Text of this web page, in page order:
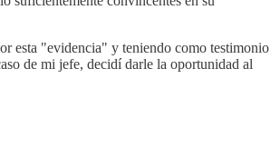
esta "evidencia" y teniendo como testimonio
de mi jefe, decidí darle la oportunidad al